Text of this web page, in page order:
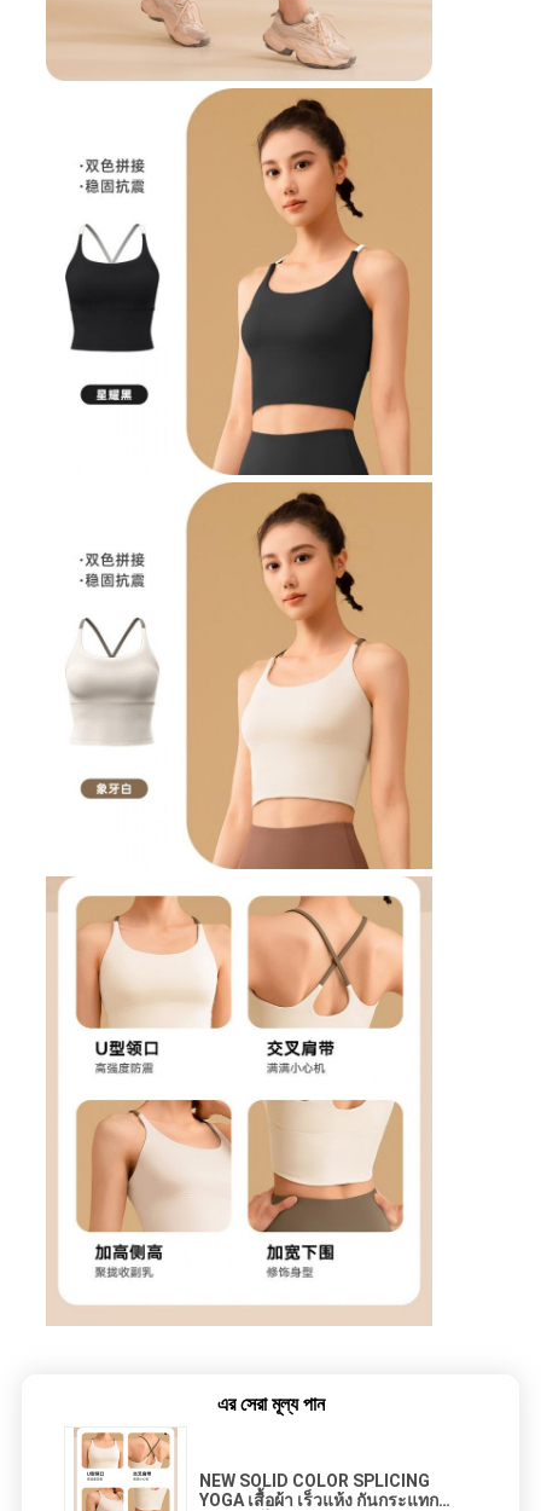
এর সেরা মূল্য পান
NEW SOLID COLOR SPLICING
YOGA เสื้อผ้า เร็วแห้ง กันกระแทก